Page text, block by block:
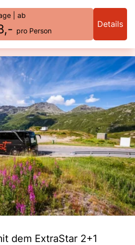
| ab
pro Person
Details
dem ExtraStar 2+1